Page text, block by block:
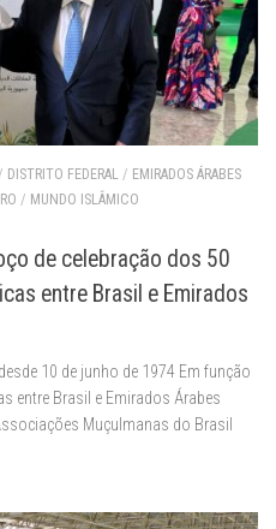
/ DISTRITO FEDERAL / EMIRADOS ÁRABES
/ MUNDO ISLÂMICO
de celebração dos 50
entre Brasil e Emirados
10 de junho de 1974 Em função
entre Brasil e Emirados Árabes
Muçulmanas do Brasil